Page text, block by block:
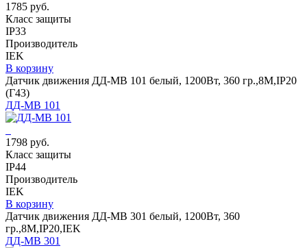
1785 руб.
Класс защиты
IP33
Производитель
IEK
В корзину
Датчик движения ДД-МВ 101 белый, 1200Вт, 360 гр.,8М,IP20
(Г43)
ДД-МВ 101
1798 руб.
Класс защиты
IP44
Производитель
IEK
В корзину
Датчик движения ДД-МВ 301 белый, 1200Вт, 360
гр.,8М,IP20,IEK
ДД-МВ 301